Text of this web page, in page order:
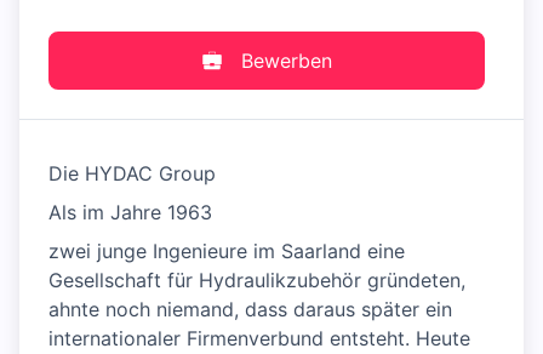
Bewerben
Die HYDAC Group
Als im Jahre 1963
zwei junge Ingenieure im Saarland eine
Gesellschaft für Hydraulikzubehör gründeten,
ahnte noch niemand, dass daraus später ein
internationaler Firmenverbund entsteht. Heute